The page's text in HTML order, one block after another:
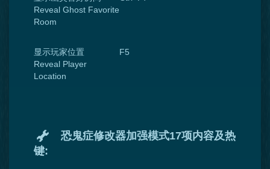
Reveal Ghost Favorite
Room
显示玩家位置
Reveal Player
Location
F5
恐鬼症修改器加强模式17项内容及热
键: